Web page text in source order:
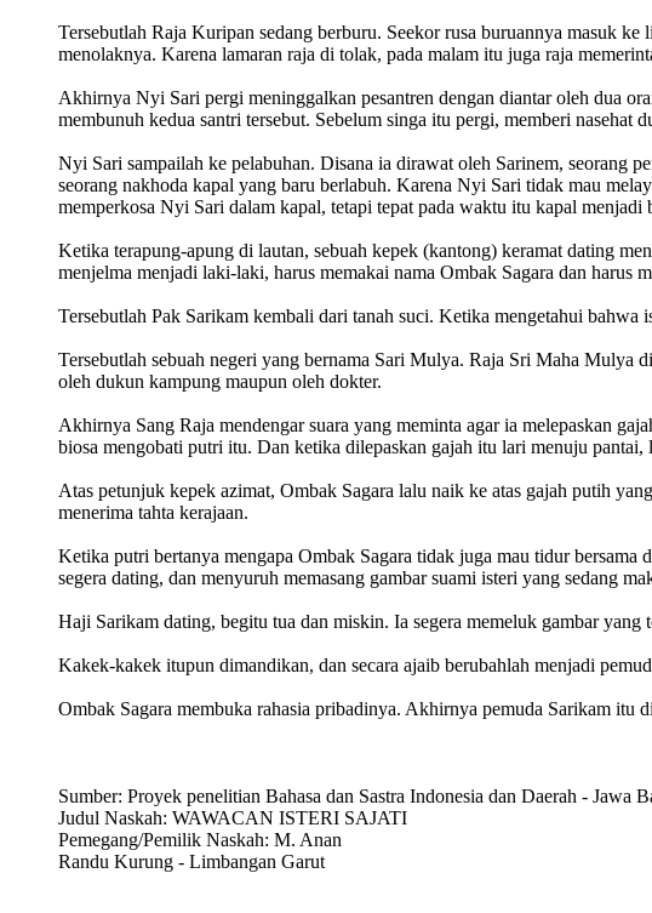
Tersebutlah Raja Kuripan sedang berburu. Seekor rusa buruannya masuk
menolaknya. Karena lamaran raja di tolak, pada malam itu juga raja
Akhirnya Nyi Sari pergi meninggalkan pesantren dengan diantar oleh dua
membunuh kedua santri tersebut. Sebelum singa itu pergi, memberi
Nyi Sari sampailah ke pelabuhan. Disana ia dirawat oleh Sarinem, seorang
seorang nakhoda kapal yang baru berlabuh. Karena Nyi Sari tidak mau
memperkosa Nyi Sari dalam kapal, tetapi tepat pada waktu itu kapal
Ketika terapung-apung di lautan, sebuah kepek (kantong) keramat dating
menjelma menjadi laki-laki, harus memakai nama Ombak Sagara dan harus
Tersebutlah Pak Sarikam kembali dari tanah suci. Ketika mengetahui
Tersebutlah sebuah negeri yang bernama Sari Mulya. Raja Sri Maha Mulya
oleh dukun kampung maupun oleh dokter.
Akhirnya Sang Raja mendengar suara yang meminta agar ia melepaskan
biosa mengobati putri itu. Dan ketika dilepaskan gajah itu lari menuju
Atas petunjuk kepek azimat, Ombak Sagara lalu naik ke atas gajah putih
menerima tahta kerajaan.
Ketika putri bertanya mengapa Ombak Sagara tidak juga mau tidur
segera dating, dan menyuruh memasang gambar suami isteri yang sedang
Haji Sarikam dating, begitu tua dan miskin. Ia segera memeluk gambar
Kakek-kakek itupun dimandikan, dan secara ajaib berubahlah menjadi
Ombak Sagara membuka rahasia pribadinya. Akhirnya pemuda Sarikam itu
Sumber: Proyek penelitian Bahasa dan Sastra Indonesia dan Daerah - Jawa
Judul Naskah: WAWACAN ISTERI SAJATI
Pemegang/Pemilik Naskah: M. Anan
Randu Kurung - Limbangan Garut